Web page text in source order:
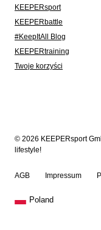
KEEPERsport
KEEPERbattle
#KeepItAll Blog
KEEPERtraining
Twoje korzyści
© 2026 KEEPERsport
lifestyle!
AGB Impressum
Poland